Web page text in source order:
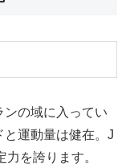
の域に入ってい
と運動量は健在。J
を誇ります。